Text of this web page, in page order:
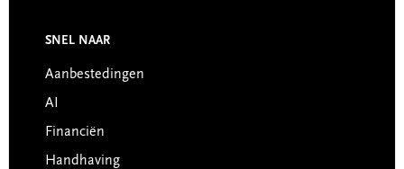
Footer
SNEL NAAR
Aanbestedingen
AI
Financiën
Handhaving